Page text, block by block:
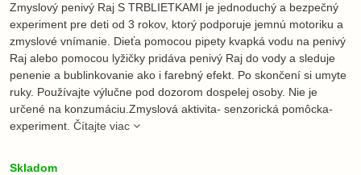
Zmyslový penivý Raj S TRBLIETKAMI je jednoduchý a bezpečný
experiment pre deti od 3 rokov, ktorý podporuje jemnú motoriku a
zmyslové vnímanie. Dieťa pomocou pipety kvapká vodu na penivý
Raj alebo pomocou lyžičky pridáva penivý Raj do vody a sleduje
penenie a bublinkovanie ako i farebný efekt. Po skončení si umyte
ruky. Používajte výlučne pod dozorom dospelej osoby. Nie je
určené na konzumáciu.Zmyslová aktivita- senzorická pomôcka-
experiment. Čítajte viac
Skladom